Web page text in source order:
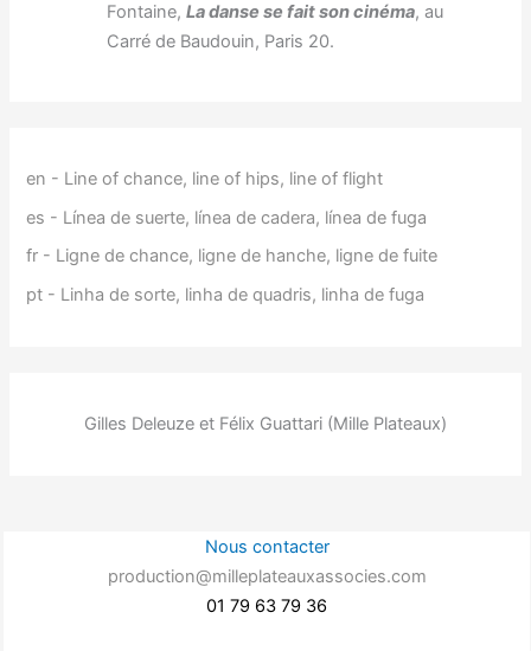
Fontaine, La danse se fait son cinéma, au
Carré de Baudouin, Paris 20.
en - Line of chance, line of hips, line of flight
es - Línea de suerte, línea de cadera, línea de fuga
fr - Ligne de chance, ligne de hanche, ligne de fuite
pt - Linha de sorte, linha de quadris, linha de fuga
Gilles Deleuze et Félix Guattari (Mille Plateaux)
Nous contacter
production@milleplateauxassocies.com
01 79 63 79 36